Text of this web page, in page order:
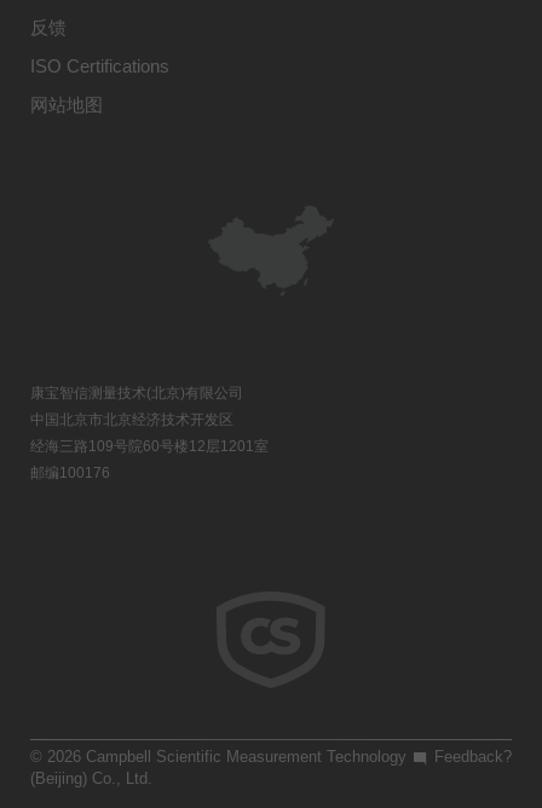
反馈
ISO Certifications
网站地图
康宝智信测量技术(北京)有限公司
中国北京市北京经济技术开发区
经海三路109号院60号楼12层1201室
邮编100176
Feedback?
© 2026 Campbell Scientific Measurement Technology
(Beijing) Co., Ltd.